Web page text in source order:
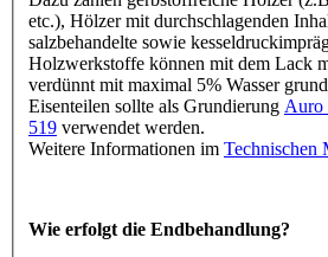
etc.), Hölzer mit durchschlagenden
salzbehandelte sowie
Holzwerkstoffe können mit dem Lack
verdünnt mit maximal 5% Wasser
Eisenteilen sollte als Grundierung Auro
519 verwendet werden.
Weitere Informationen im Technischen
Wie erfolgt die Endbehandlung?